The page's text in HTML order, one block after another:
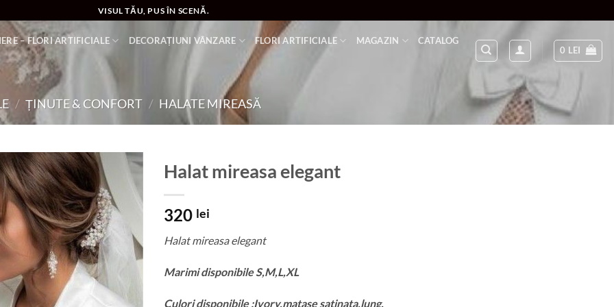
VISUL TĂU, PUS ÎN SCENĂ.
– FLORI ARTIFICIALE DECORAȚIUNI VÂNZARE FLORI ARTIFICIALE MAGAZIN CATALOG
0 LEI
/ ȚINUTE & CONFORT / HALATE MIREASĂ
Add to
wishlist
Halat mireasa elegant
320 lei
Halat mireasa elegant
Marimi disponibile S,M,L,XL
Culori disponibile :Ivory,matase satinata,lung.